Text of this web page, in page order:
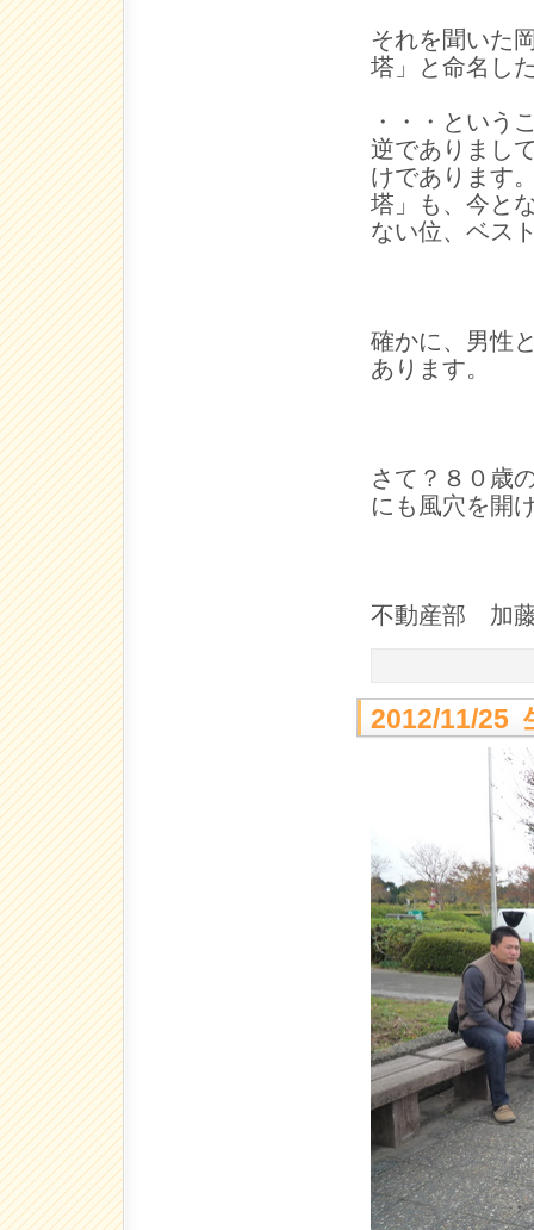
それを聞いた
塔」と命名し
・・・という
逆でありまし
けであります
塔」も、今と
ない位、ベス
確かに、男性
あります。
さて？８０歳
にも風穴を開
不動産部 加
2012/11/25